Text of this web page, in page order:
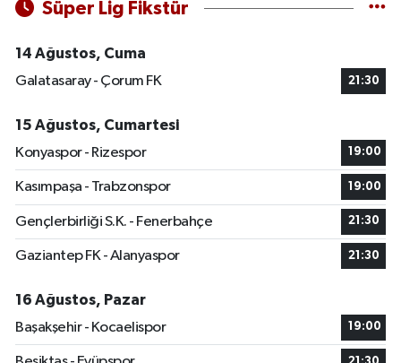
Süper Lig Fikstür
14 Ağustos, Cuma
Galatasaray - Çorum FK
21:30
15 Ağustos, Cumartesi
Konyaspor - Rizespor
19:00
Kasımpaşa - Trabzonspor 19:00
Gençlerbirliği S.K. - Fenerbahçe 21:30
Gaziantep FK - Alanyaspor 21:30
16 Ağustos, Pazar
Başakşehir - Kocaelispor
19:00